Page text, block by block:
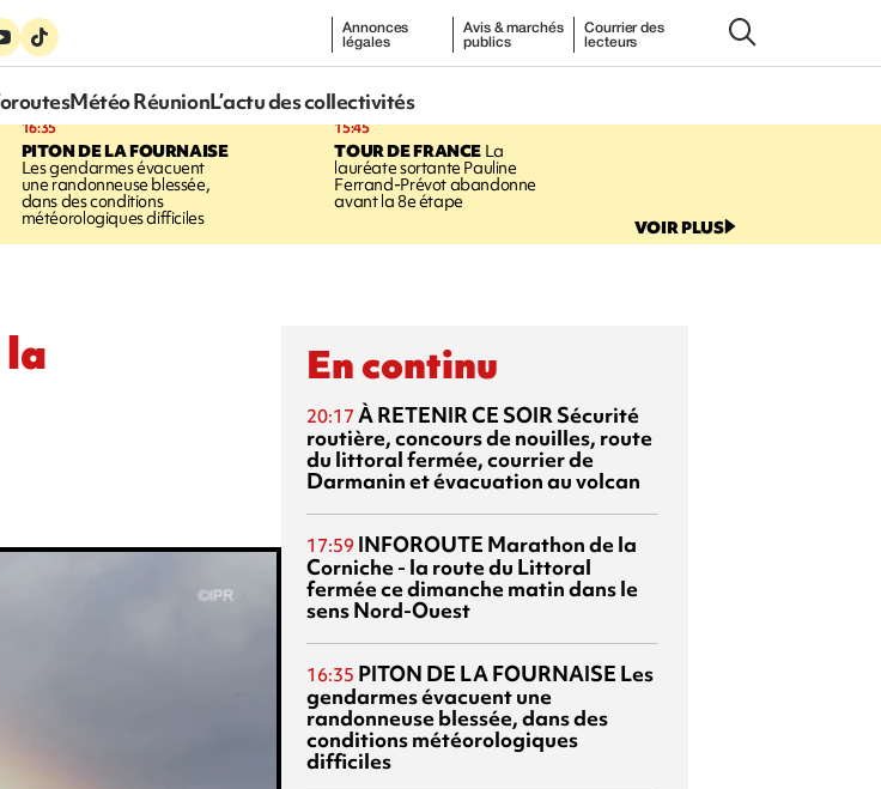
Annonces
légales
Avis & marchés
publics
Courrier des
lecteurs
Météo RéunionL’actu des collectivités
16:35
PITON DE LA FOURNAISE
Les gendarmes évacuent
une randonneuse blessée,
dans des conditions
météorologiques difficiles
15:45
TOUR DE FRANCELa
lauréate sortante Pauline
Ferrand-Prévot abandonne
avant la 8e étape
VOIR PLUS
En continu
20:17 À RETENIR CE SOIR Sécurité
routière, concours de nouilles, route
du littoral fermée, courrier de
Darmanin et évacuation au volcan
17:59 INFOROUTE Marathon de la
Corniche - la route du Littoral
fermée ce dimanche matin dans le
sens Nord-Ouest
16:35 PITON DE LA FOURNAISE Les
gendarmes évacuent une
randonneuse blessée, dans des
conditions météorologiques
difficiles